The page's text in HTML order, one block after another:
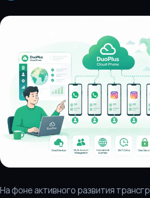
На фоне активного развития